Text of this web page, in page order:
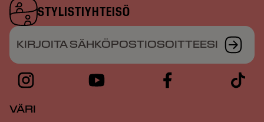
STYLISTIYHTEISÖ
KIRJOITA SÄHKÖPOSTIOSOITTEESI
VÄRI